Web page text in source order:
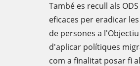
També es recull als
eficaces per eradicar
de persones a
d'aplicar polítiques
com a finalitat posar fi